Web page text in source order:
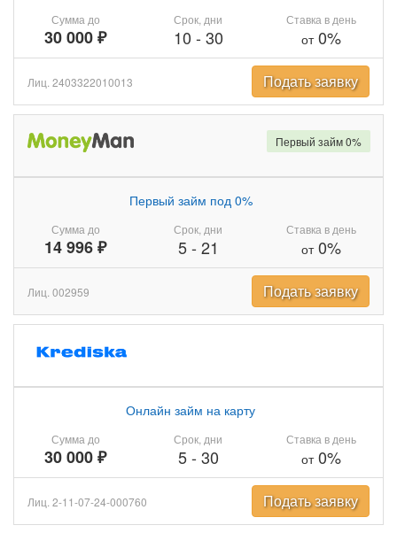
Сумма до
30 000 ₽
Срок, дни
10 - 30
Ставка в день
от0%
Лиц. 2403322010013 Подать заявку
Сумма до
14 996 ₽
Первый займ под 0%
Срок, дни
5- 21
Ставка в день
от0%
Первый займ 0%
Лиц. 002959 Подать заявку
Сумма до
30 000 ₽
Онлайн займ на карту
Срок, дни
5- 30
Ставка в день
от0%
Лиц. 2-11-07-24-000760 Подать заявку